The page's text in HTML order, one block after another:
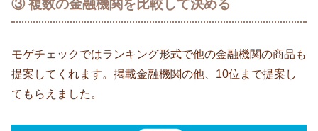
③ 複数の金融機関を比較して決める
モゲチェックではランキング形式で他の金融機関の商品も
提案してくれます。掲載金融機関の他、10位まで提案し
てもらえました。